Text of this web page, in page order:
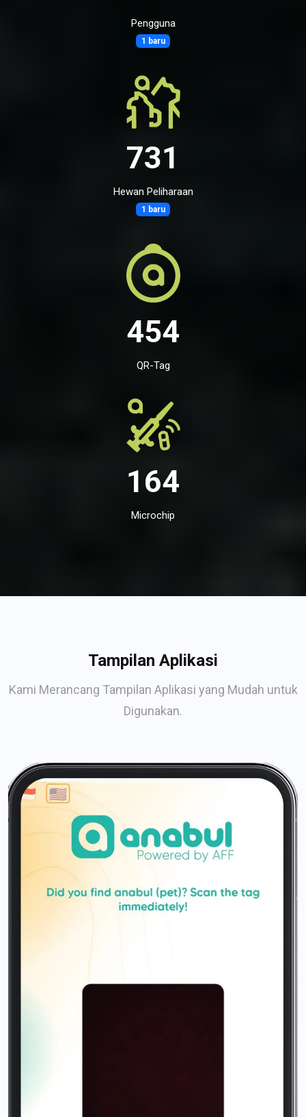
Pengguna
1 baru
731
Hewan Peliharaan
1 baru
454
QR-Tag
164
Microchip
Tampilan Aplikasi
Kami Merancang Tampilan Aplikasi yang Mudah untuk
Digunakan.